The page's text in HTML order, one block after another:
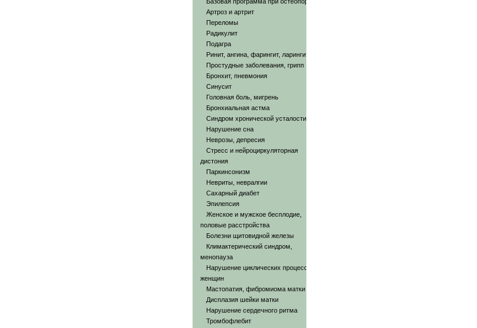
Артроз и артрит
Переломы
Радикулит
Подагра
Ринит, ангина, фарингит, ларингит
Простудные заболевания, грипп
Бронхит, пневмония
Синусит
Головная боль, мигрень
Бронхиальная астма
Синдром хронической усталости
Нарушение сна
Неврозы, депресия
Стресс и нейроциркуляторная
дистония
Паркинсонизм
Невриты, невралгии
Сахарный диабет
Эпилепсия
Женское и мужское бесплодие,
половые расстройства
Болезни щитовидной железы
Климактерический синдром,
менопауза
Нарушение циклических процессов у
женщин
Мастопатия, фибромиома матки
Дисплазия шейки матки
Нарушение сердечного ритма
Тромбофлебит